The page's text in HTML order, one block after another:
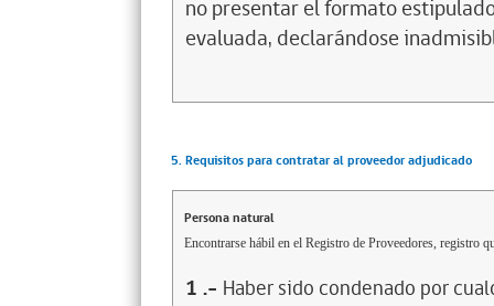
no presentar el formato
evaluada, declarándose
5. Requisitos para contratar al proveedor adjudicado
Persona natural
Encontrarse hábil en el Registro de Proveedores, registro
1 .- Haber sido condenado por